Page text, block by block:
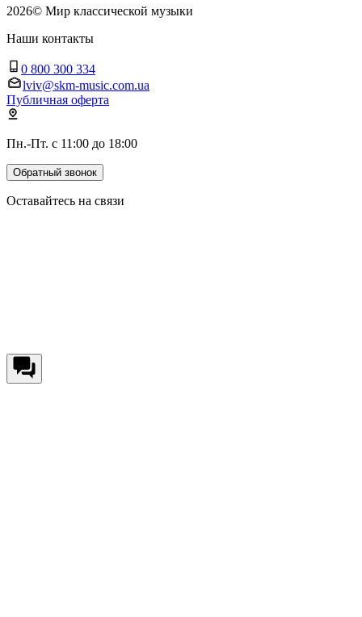
2026© Мир классической музыки
Наши контакты
0 800 300 334
lviv@skm-music.com.ua
Публичная оферта
Пн.-Пт. с 11:00 до 18:00
Обратный звонок
Оставайтесь на связи